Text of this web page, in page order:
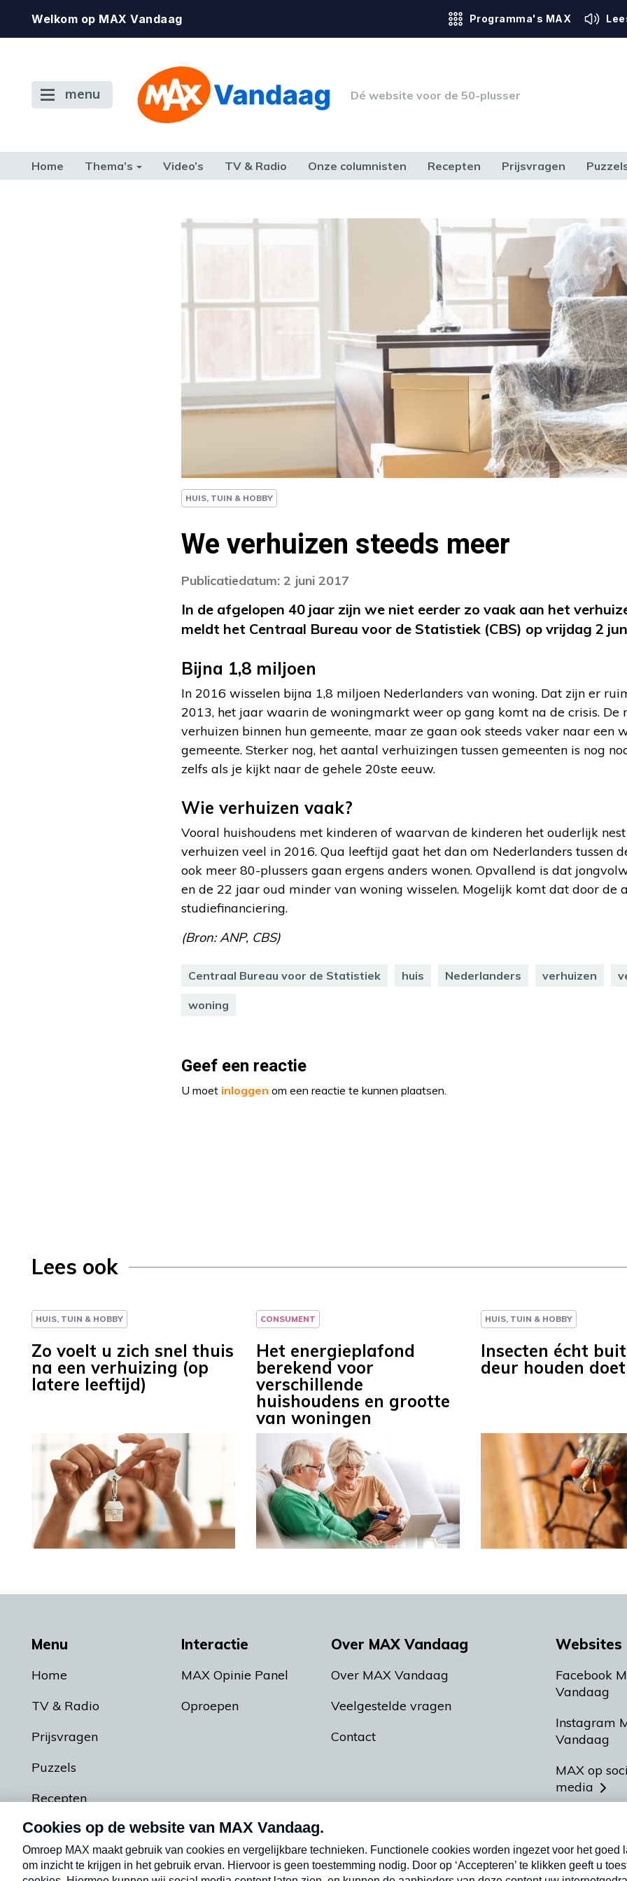
Welkom op MAX Vandaag Programma's MAX
menu Dé website voor de 50-plusser
Home Thema’s Video’s TV & Radio Onze columnisten Recepten Prijsvragen
HUIS, TUIN & HOBBY
We verhuizen steeds meer
Publicatiedatum: 2 juni 2017
In de afgelopen 40 jaar zijn we niet eerder zo vaak aan het
meldt het Centraal Bureau voor de Statistiek (CBS) op vrijdag 2
Bijna 1,8 miljoen
In 2016 wisselen bijna 1,8 miljoen Nederlanders van woning. Dat zijn er
2013, het jaar waarin de woningmarkt weer op gang komt na de crisis. De
verhuizen binnen hun gemeente, maar ze gaan ook steeds vaker naar een
gemeente. Sterker nog, het aantal verhuizingen tussen gemeenten is nog
zelfs als je kijkt naar de gehele 20ste eeuw.
Wie verhuizen vaak?
Vooral huishoudens met kinderen of waarvan de kinderen het ouderlijk
verhuizen veel in 2016. Qua leeftijd gaat het dan om Nederlanders tussen
ook meer 80-plussers gaan ergens anders wonen. Opvallend is dat
en de 22 jaar oud minder van woning wisselen. Mogelijk komt dat door de
studiefinanciering.
(Bron: ANP, CBS)
Centraal Bureau voor de Statistiek huis Nederlanders verhuizen
woning
Geef een reactie
U moet inloggen om een reactie te kunnen plaatsen.
Lees ook
HUIS, TUIN & HOBBY
Zo voelt u zich snel thuis
na een verhuizing (op
latere leeftijd)
CONSUMENT
Het energieplafond
berekend voor
verschillende
huishoudens en grootte
van woningen
HUIS, TUIN & HOBBY
Insecten écht
deur houden
Menu
Home
TV & Radio
Prijsvragen
Puzzels
Recepten
Podcasts
Interactie
MAX Opinie Panel
Oproepen
Over MAX Vandaag
Over MAX Vandaag
Veelgestelde vragen
Contact
Websites
Facebook
Vandaag
Instagram
Vandaag
MAX op
media
Meldpunt